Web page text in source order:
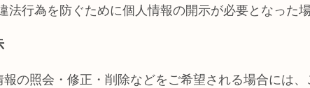
法行為を防ぐために個人情報の開示が必要となった
の照会・修正・削除などをご希望される場合には